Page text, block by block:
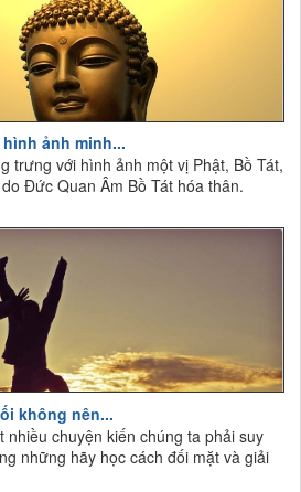
ảnh minh...
trưng với hình ảnh một vị Phật, Bồ Tát,
Đức Quan Âm Bồ Tát hóa thân.
không nên...
nhiều chuyện kiến chúng ta phải suy
những hãy học cách đối mặt và giải